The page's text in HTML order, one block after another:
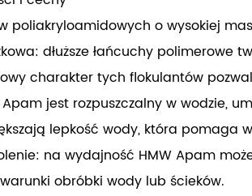
poliakryloamidowych o wysokiej
dłuższe łańcuchy
charakter tych flokulantów
Apam jest rozpuszczalny w wodzie,
lepkość wody, która
na wydajność HMW Apam
obróbki wody lub ścieków.